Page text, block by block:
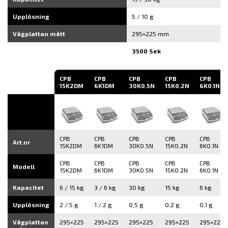
Upplösning 5 / 10 g
Vågplattan mått 295×225 mm
3500 Sek
CPB
15K2DM
CPB
6K1DM
CPB
30K0.5N
CPB
15K0.2N
CPB
6K0.1N
Art.nr
CPB
15K2DM
CPB
6K1DM
CPB
30K0.5N
CPB
15K0.2N
CPB
6K0.1N
Modell
CPB
15K2DM
CPB
6K1DM
CPB
30K0.5N
CPB
15K0.2N
CPB
6K0.1N
Kapacitet 6 / 15 kg 3 / 6 kg 30 kg 15 kg 6 kg
Upplösning 2 / 5 g 1 / 2 g 0,5 g 0,2 g 0,1 g
Vågplattan
295×225
295×225
295×225
295×225
295×225